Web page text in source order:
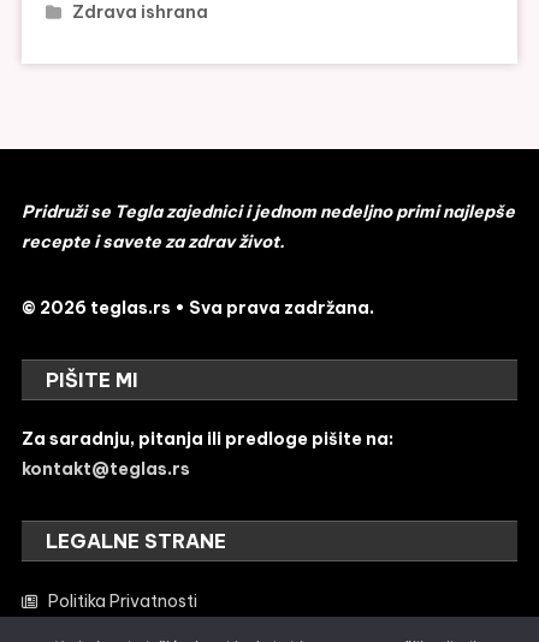
Zdrava ishrana
Pridruži se Tegla zajednici i jednom nedeljno primi najlepše
recepte i savete za zdrav život.
© 2026 teglas.rs • Sva prava zadržana.
PIŠITE MI
Za saradnju, pitanja ili predloge pišite na:
kontakt@teglas.rs
LEGALNE STRANE
Politika Privatnosti